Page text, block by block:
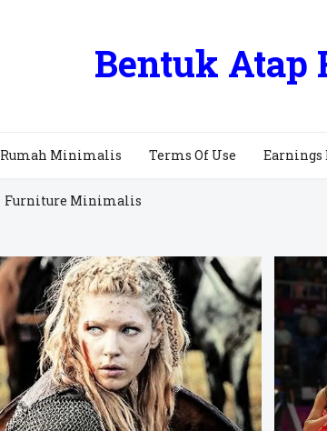
Bentuk Atap
Rumah Minimalis Terms Of Use
Furniture Minimalis